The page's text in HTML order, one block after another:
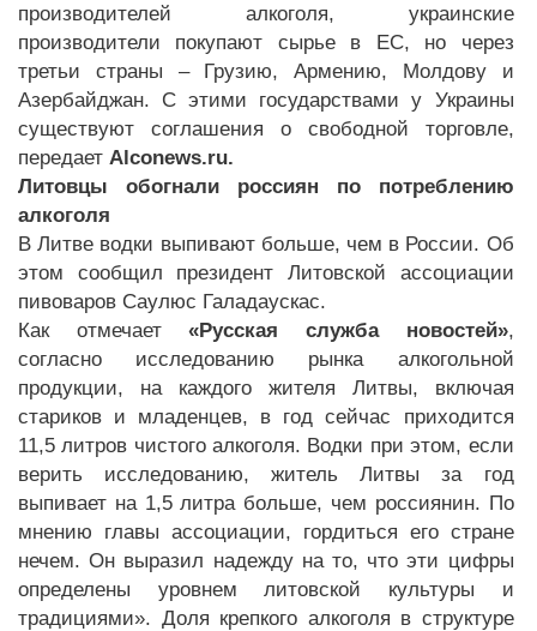
производителей алкоголя, украинские
производители покупают сырье в ЕС, но через
третьи страны – Грузию, Армению, Молдову и
Азербайджан. С этими государствами у Украины
существуют соглашения о свободной торговле,
передает Alconews.ru.
Литовцы обогнали россиян по потреблению
алкоголя
В Литве водки выпивают больше, чем в России. Об
этом сообщил президент Литовской ассоциации
пивоваров Саулюс Галадаускас.
Как отмечает«Русская служба новостей»,
согласно исследованию рынка алкогольной
продукции, на каждого жителя Литвы, включая
стариков и младенцев, в год сейчас приходится
11,5 литров чистого алкоголя. Водки при этом, если
верить исследованию, житель Литвы за год
выпивает на 1,5 литра больше, чем россиянин. По
мнению главы ассоциации, гордиться его стране
нечем. Он выразил надежду на то, что эти цифры
определены уровнем литовской культуры и
традициями». Доля крепкого алкоголя в структуре